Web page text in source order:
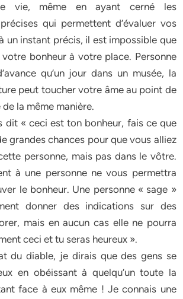
vie, même en ayant cerné les
qui permettent d’évaluer vos
un instant précis, il est impossible que
votre bonheur à votre place. Personne
qu’un jour dans un musée, la
peut toucher votre âme au point de
la même manière.
dit « ceci est ton bonheur, fais ce que
grandes chances pour que vous alliez
personne, mais pas dans le vôtre.
à une personne ne vous permettra
le bonheur. Une personne « sage »
donner des indications sur des
mais en aucun cas elle ne pourra
ceci et tu seras heureux ».
du diable, je dirais que des gens se
en obéissant à quelqu’un toute la
face à eux même ! Je connais une